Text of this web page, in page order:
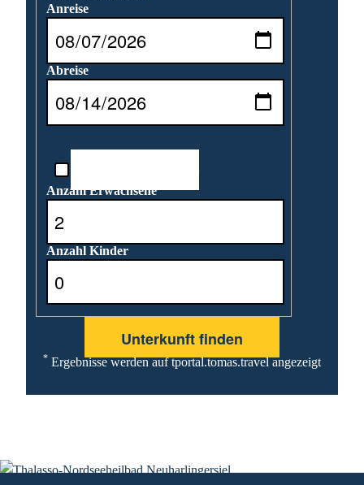
Anreise
Abreise
Anzahl Erwachsene
Anzahl Kinder
* Ergebnisse werden auf tportal.tomas.travel angezeigt